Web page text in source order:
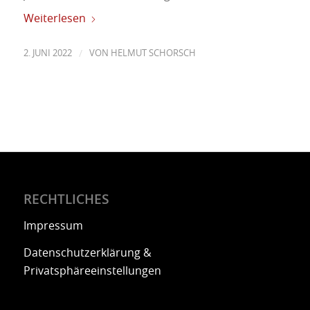
Weiterlesen
2. JUNI 2022 / VON HELMUT SCHORSCH
RECHTLICHES
Impressum
Datenschutzerklärung &
Privatsphäreeinstellungen